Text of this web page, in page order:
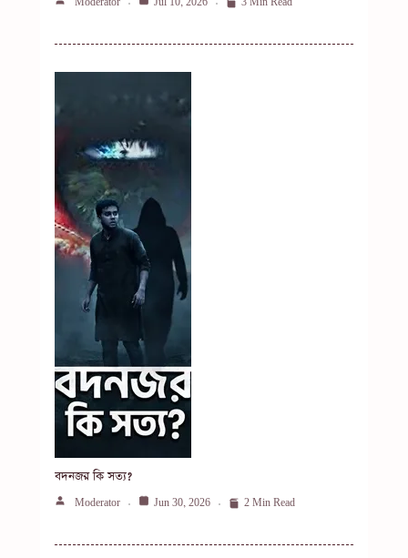
Moderator Jul 10, 2026 3 Min Read
বদনজর কি সত্য?
Moderator Jun 30, 2026 2 Min Read